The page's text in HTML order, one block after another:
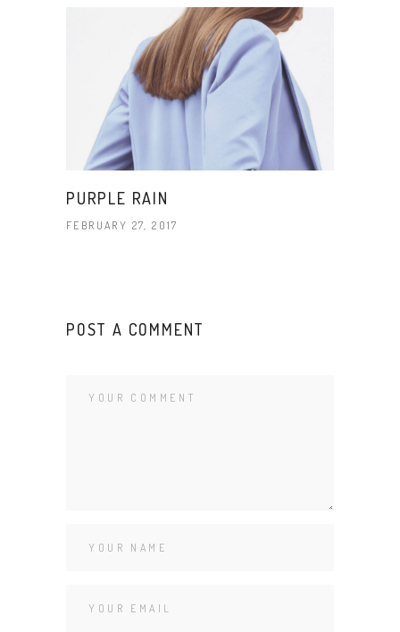
PURPLE RAIN
FEBRUARY 27, 2017
POST A COMMENT